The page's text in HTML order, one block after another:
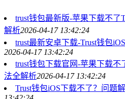
trust钱包最新版-苹果下载不了
解析2026-04-17 13:42:24
trust最新安卓下载-Trust钱包
2026-04-17 13:42:24
trust钱包下载官网-苹果下载不
法全解析2026-04-17 13:42:24
Trust钱包iOS下载不了？问题